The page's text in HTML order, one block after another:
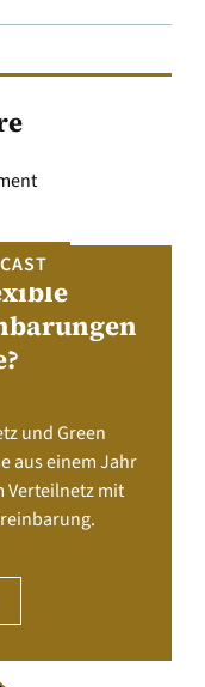
und Green
aus einem Jahr
Verteilnetz mit